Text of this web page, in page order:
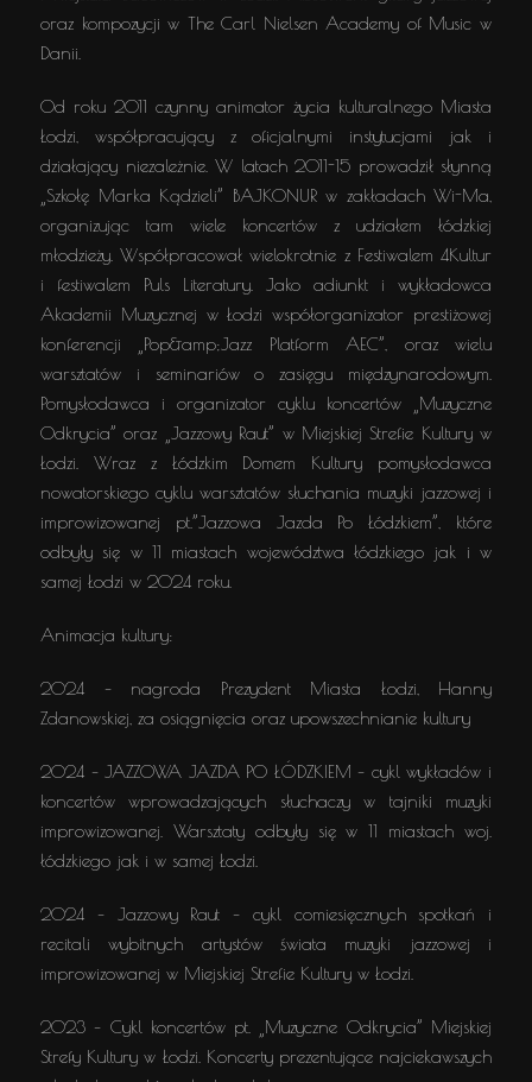
oraz kompozycji w The Carl Nielsen Academy of Music w
Danii.
Od roku 2011 czynny animator życia kulturalnego Miasta
Łodzi, współpracujący z oficjalnymi instytucjami jak i
działający niezależnie. W latach 2011-15 prowadził słynną
„Szkołę Marka Kądzieli” BAJKONUR w zakładach Wi-Ma,
organizując tam wiele koncertów z udziałem łódzkiej
młodzieży. Współpracował wielokrotnie z Festiwalem 4Kultur
i festiwalem Puls Literatury. Jako adiunkt i wykładowca
Akademii Muzycznej w Łodzi współorganizator prestiżowej
konferencji „Pop&amp;Jazz Platform AEC”, oraz wielu
warsztatów i seminariów o zasięgu międzynarodowym.
Pomysłodawca i organizator cyklu koncertów „Muzyczne
Odkrycia” oraz „Jazzowy Raut” w Miejskiej Strefie Kultury w
Łodzi. Wraz z Łódzkim Domem Kultury pomysłodawca
nowatorskiego cyklu warsztatów słuchania muzyki jazzowej i
improwizowanej pt.”Jazzowa Jazda Po Łódzkiem”, które
odbyły się w 11 miastach województwa łódzkiego jak i w
samej Łodzi w 2024 roku.
Animacja kultury:
2024 – nagroda Prezydent Miasta Łodzi, Hanny
Zdanowskiej, za osiągnięcia oraz upowszechnianie kultury
2024 – JAZZOWA JAZDA PO ŁÓDZKIEM – cykl wykładów i
koncertów wprowadzających słuchaczy w tajniki muzyki
improwizowanej. Warsztaty odbyły się w 11 miastach woj.
łódzkiego jak i w samej Łodzi.
2024 – Jazzowy Raut – cykl comiesięcznych spotkań i
recitali wybitnych artystów świata muzyki jazzowej i
improwizowanej w Miejskiej Strefie Kultury w Łodzi.
2023 – Cykl koncertów pt. „Muzyczne Odkrycia” Miejskiej
Strefy Kultury w Łodzi. Koncerty prezentujące najciekawszych